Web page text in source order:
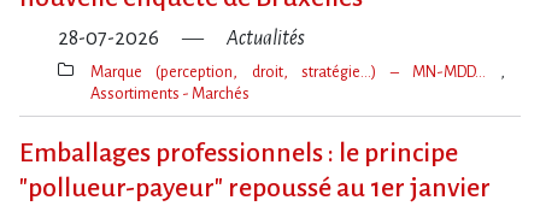
28-07-2026 Actualités
Thèmes(s)
Marque (perception, droit, stratégie…) – MN-MDD…
Assortiments - Marchés
Emballages professionnels : le principe
"pollueur-payeur" repoussé au 1er janvier